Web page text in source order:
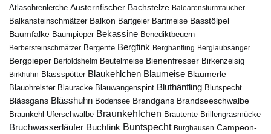
Atlasohrenlerche Austernfischer Bachstelze Balearensturmtaucher
Balkansteinschmätzer Balkon Bartgeier Bartmeise Basstölpel
Baumfalke Baumpieper Bekassine Benediktbeuern
Berbersteinschmätzer Bergente Bergfink Berghänfling Berglaubsänger
Bergpieper Bertoldsheim Beutelmeise Bienenfresser Birkenzeisig
Birkhuhn Blassspötter Blaukehlchen Blaumeise Blaumerle
Blauohrelster Blauracke Blauwangenspint Bluthänfling Blutspecht
Blässgans Blässhuhn Bodensee Brandgans Brandseeschwalbe
Braunkehl-Uferschwalbe Braunkehlchen Brautente Brillengrasmücke
Bruchwasserläufer Buchfink Buntspecht Burghausen Campeon-